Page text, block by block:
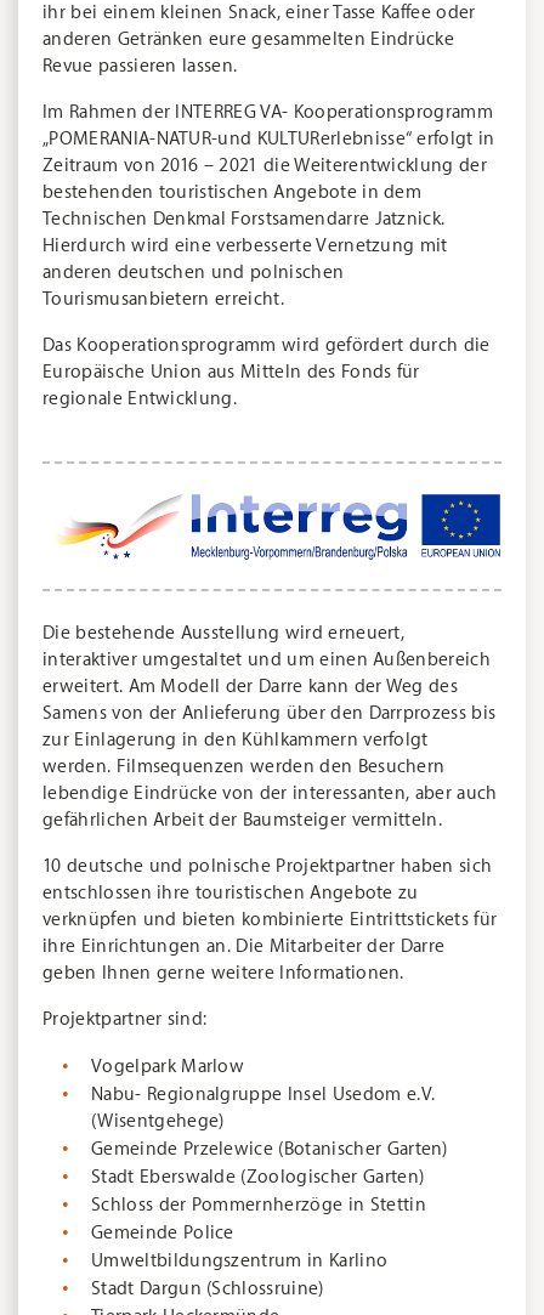
ihr bei einem kleinen Snack, einer Tasse Kaffee oder
anderen Getränken eure gesammelten Eindrücke
Revue passieren lassen.
Im Rahmen der INTERREG VA- Kooperationsprogramm
„POMERANIA-NATUR-und KULTURerlebnisse“ erfolgt in
Zeitraum von 2016 – 2021 die Weiterentwicklung der
bestehenden touristischen Angebote in dem
Technischen Denkmal Forstsamendarre Jatznick.
Hierdurch wird eine verbesserte Vernetzung mit
anderen deutschen und polnischen
Tourismusanbietern erreicht.
Das Kooperationsprogramm wird gefördert durch die
Europäische Union aus Mitteln des Fonds für
regionale Entwicklung.
Die bestehende Ausstellung wird erneuert,
interaktiver umgestaltet und um einen Außenbereich
erweitert. Am Modell der Darre kann der Weg des
Samens von der Anlieferung über den Darrprozess bis
zur Einlagerung in den Kühlkammern verfolgt
werden. Filmsequenzen werden den Besuchern
lebendige Eindrücke von der interessanten, aber auch
gefährlichen Arbeit der Baumsteiger vermitteln.
10 deutsche und polnische Projektpartner haben sich
entschlossen ihre touristischen Angebote zu
verknüpfen und bieten kombinierte Eintrittstickets für
ihre Einrichtungen an. Die Mitarbeiter der Darre
geben Ihnen gerne weitere Informationen.
Projektpartner sind:
Vogelpark Marlow
Nabu- Regionalgruppe Insel Usedom e.V.
(Wisentgehege)
Gemeinde Przelewice (Botanischer Garten)
Stadt Eberswalde (Zoologischer Garten)
Schloss der Pommernherzöge in Stettin
Gemeinde Police
Umweltbildungszentrum in Karlino
Stadt Dargun (Schlossruine)